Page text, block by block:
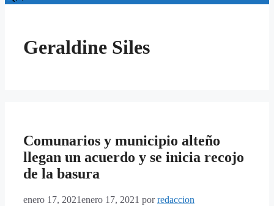
Geraldine Siles
Comunarios y municipio alteño
llegan un acuerdo y se inicia recojo
de la basura
enero 17, 2021enero 17, 2021 porredaccion